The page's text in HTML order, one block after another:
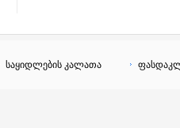
საყიდლების კალათა